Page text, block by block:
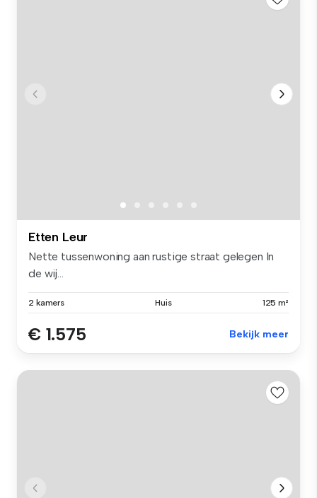
Etten Leur
Nette tussenwoning aan rustige straat gelegen In
de wij...
2 kamers Huis 125 m²
€ 1.575 Bekijk meer